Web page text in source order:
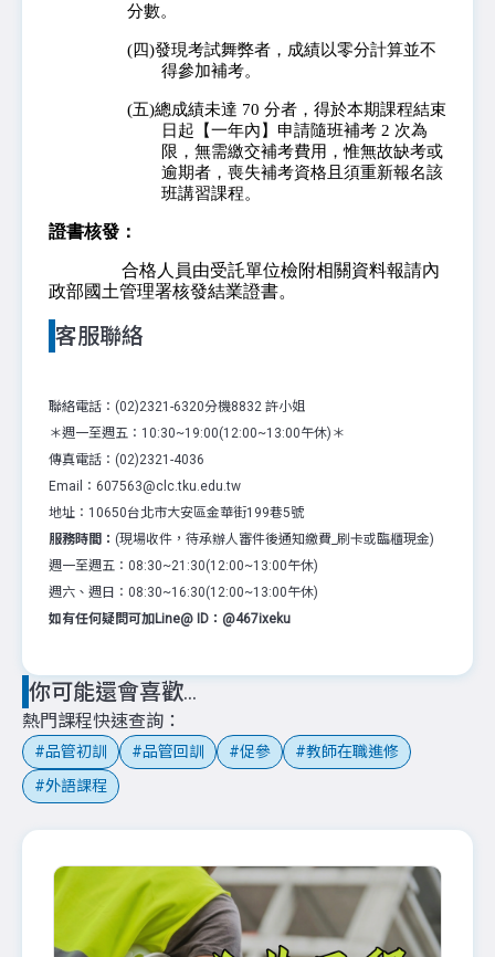
分數。
(四)發現考試舞弊者，成績以零分計算並不
得參加補考。
(五)總成績未達 70 分者，得於本期課程結束
日起【一年內】申請隨班補考 2 次為
限，無需繳交補考費用，惟無故缺考或
逾期者，喪失補考資格且須重新報名該
班講習課程。
證書核發：
合格人員由受託單位檢附相關資料報請內
政部國土管理署核發結業證書。
客服聯絡
聯絡電話：(02)2321-6320分機8832 許小姐
＊週一至週五：10:30~19:00(12:00~13:00午休)＊
傳真電話：(02)2321-4036
Email：607563@clc.tku.edu.tw
地址：10650台北市大安區金華街199巷5號
服務時間： (現場收件，待承辦人審件後通知繳費_刷卡或臨櫃現金)
週一至週五：08:30~21:30(12:00~13:00午休)
週六、週日：08:30~16:30(12:00~13:00午休)
如有任何疑問可加Line@ ID：@467ixeku
你可能還會喜歡...
熱門課程快速查詢
品管初訓 品管回訓 促參
教師在職進修
外語課程